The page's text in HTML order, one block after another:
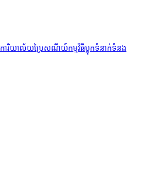
ការិយាល័យប្រៃសណីយ៍កម្មវិធីប្លុកទំនាក់ទំនង